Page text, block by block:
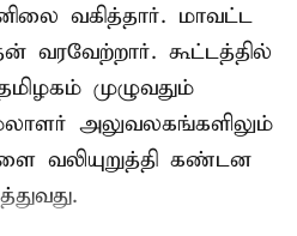
வகித்தார். மாவட்ட
வரவேற்றார். கூட்டத்தில்
முழுவதும்
அலுவலகங்களிலும்
வலியுறுத்தி கண்டன